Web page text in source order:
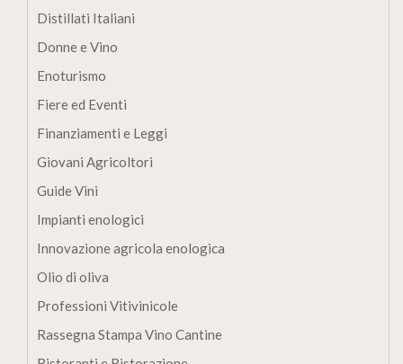
Distillati Italiani
Donne e Vino
Enoturismo
Fiere ed Eventi
Finanziamenti e Leggi
Giovani Agricoltori
Guide Vini
Impianti enologici
Innovazione agricola enologica
Olio di oliva
Professioni Vitivinicole
Rassegna Stampa Vino Cantine